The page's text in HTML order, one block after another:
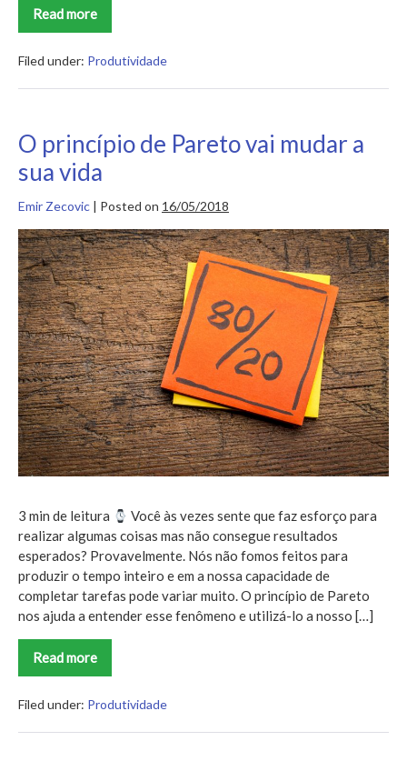
Read more
Apple
Watch:
o
você
de
comprar
Filed under: Produtividade
O princípio de Pareto vai mudar a
sua vida
Emir Zecovic | Posted on 16/05/2018
O
princípio
de
Pareto
vai
mudar
a
sua
vida
3 min de leitura
Você às vezes sente que faz esforço para
realizar algumas coisas mas não consegue resultados
esperados? Provavelmente. Nós não fomos feitos para
produzir o tempo inteiro e em a nossa capacidade de
completar tarefas pode variar muito. O princípio de Pareto
nos ajuda a entender esse fenômeno e utilizá-lo a nosso […]
Read more
O
princípio
Pareto
mudar
Filed under: Produtividade